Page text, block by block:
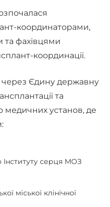
координаторами,
фахівцями
координації.
через Єдину державну
та
медичних установ, де
серця МОЗ
міської клінічної